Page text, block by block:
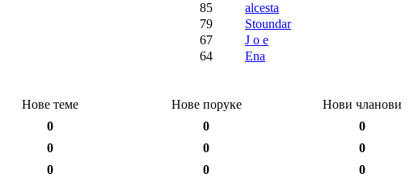
85
79
67
64
alcesta
Stoundar
J o e
Ena
Нове теме Нове поруке Нови чланови
0 0 0
0 0 0
0 0 0